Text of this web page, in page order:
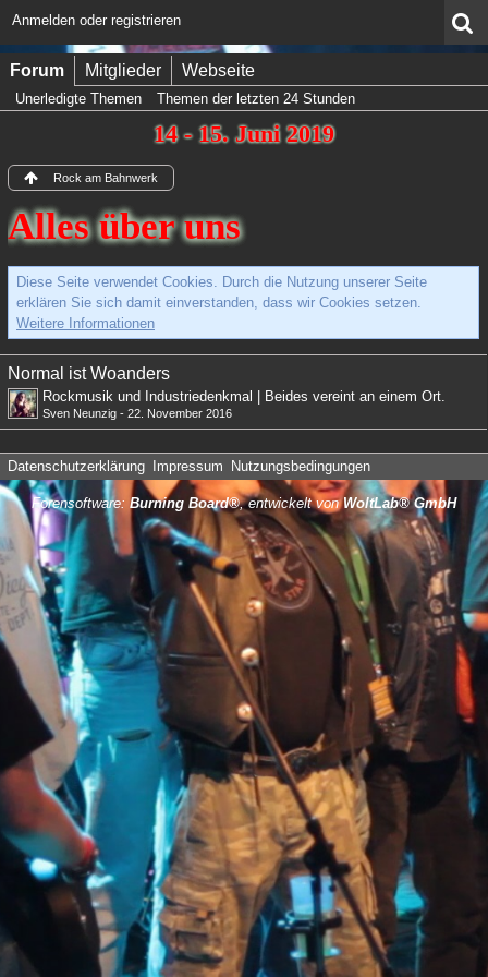
Anmelden oder registrieren
Forum Mitglieder Webseite
Unerledigte Themen Themen der letzten 24 Stunden
14 - 15. Juni 2019
Rock am Bahnwerk
Alles über uns
Diese Seite verwendet Cookies. Durch die Nutzung unserer Seite
erklären Sie sich damit einverstanden, dass wir Cookies setzen.
Weitere Informationen
Normal ist Woanders
Rockmusik und Industriedenkmal | Beides vereint an einem Ort.
Sven Neunzig - 22. November 2016
Datenschutzerklärung Impressum Nutzungsbedingungen
Forensoftware: Burning Board®, entwickelt vonWoltLab® GmbH